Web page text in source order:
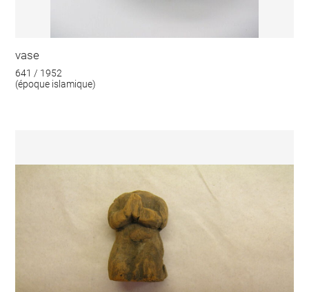
vase
641 / 1952
(époque islamique)